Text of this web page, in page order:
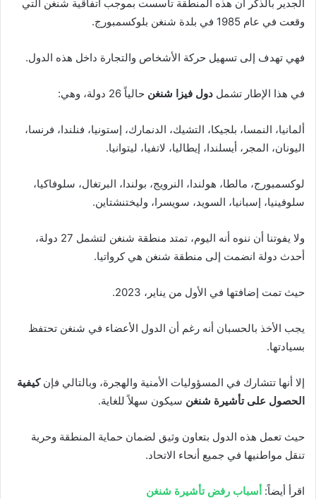
الجدير بالذكر أن هذه المنطقة تأسست بموجب اتفاقية شنغن التي
وقعت في عام 1985 في بلدة شنغن بلوكسمبورج.
فهي تهدف إلى تسهيل حركة الأشخاص والتجارة داخل هذه الدول.
في هذا الإطار تشمل دول فيزا شنغن حالياً 26 دولة، وهي:
ألمانيا، النمسا، بلجيكا، التشيك، الدنمارك، إستونيا، فنلندا، فرنسا،
اليونان، المجر، أيسلندا، إيطاليا، لاتفيا، ليتوانيا.
لوكسمبورج، مالطا، هولندا، النرويج، بولندا، البرتغال، سلوفاكيا،
سلوفينيا، إسبانيا، السويد، سويسرا، وليختنشتاين.
ولا يفوتنا أن ننوه أنه اليوم، تمتد منطقة شنغن لتشمل 27 دولة،
أحدث دولة انضمت إلى منطقة شنغن هي كرواتيا.
حيث تمت إضافتها في الأول من يناير، 2023.
يجب الأخذ بالحسبان أنه رغم أن الدول الأعضاء في شنغن تحتفظ
بسيادتها.
إلا أنها تتشارك في المسؤوليات الأمنية والهجرة، وبالتالي فإنكيفية
الحصول على تأشيرة شنغن سيكون سهلاً للغاية.
حيث تعمل هذه الدول بتعاون وثيق لضمان حماية المنطقة وحرية
تنقل مواطنيها في جميع أنحاء الاتحاد.
اقرأ أيضاً: أسباب رفض تأشيرة شنغن